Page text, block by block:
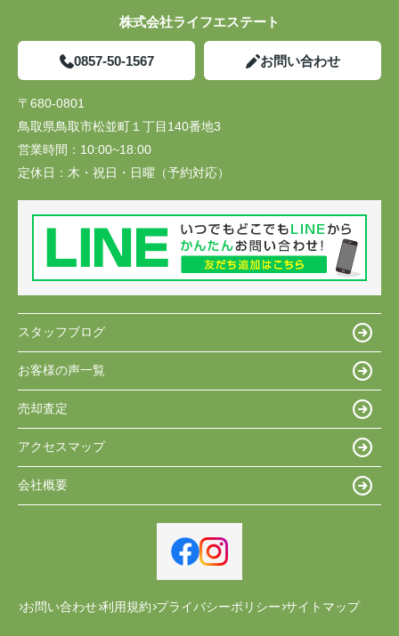
株式会社ライフエステート
0857-50-1567 お問い合わせ
〒680-0801
鳥取県鳥取市松並町１丁目140番地3
営業時間： 10:00~18:00
定休日： 木・祝日・日曜（予約対応）
スタッフブログ
お客様の声一覧
売却査定
アクセスマップ
会社概要
お問い合わせ 利用規約 プライバシーポリシー サイトマップ